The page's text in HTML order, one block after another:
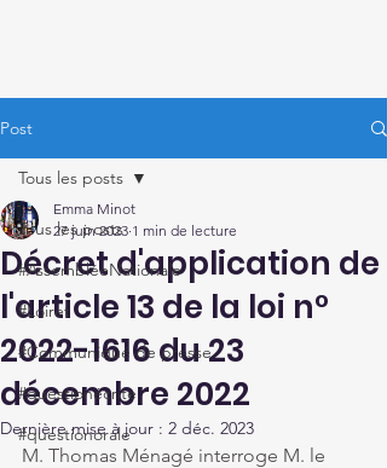
Post
Tous les posts
#AssembléeNationale
#Loiret
#Communiqué de presse
#questionécrite
#questionorale
Tous les posts
Décret d'application de
l'article 13 de la loi n°
2022-1616 du 23
décembre 2022
Emma Minot
27 juin 2023 1 min de lecture
Dernière mise à jour : 2 déc. 2023
M. Thomas Ménagé interroge M. le